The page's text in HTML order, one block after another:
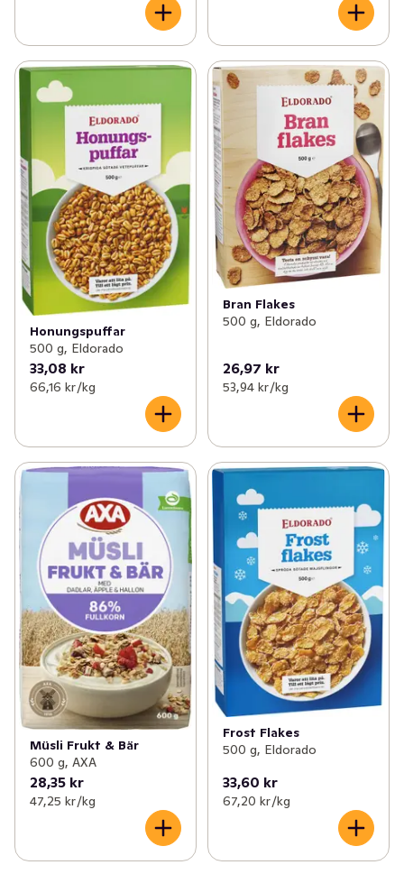
Honungspuffar
500 g, Eldorado
33,08 kr
66,16 kr /kg
Bran Flakes
500 g, Eldorado
26,97 kr
53,94 kr /kg
Müsli Frukt & Bär
600 g, AXA
28,35 kr
47,25 kr /kg
Frost Flakes
500 g, Eldorado
33,60 kr
67,20 kr /kg